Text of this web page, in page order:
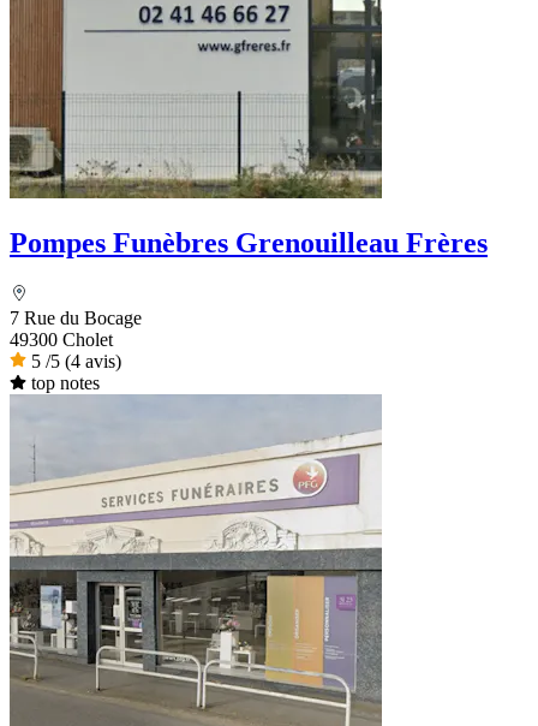
Pompes Funèbres Grenouilleau Frères
7 Rue du Bocage
49300 Cholet
5 /5 (4 avis)
top notes